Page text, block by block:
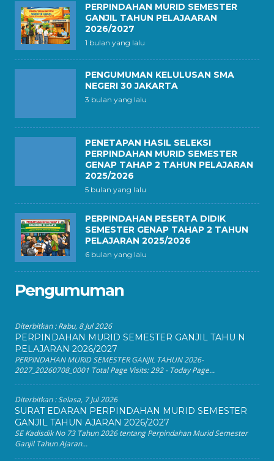
PERPINDAHAN MURID SEMESTER
GANJIL TAHUN PELAJAARAN
2026/2027
1 bulan yang lalu
PENGUMUMAN KELULUSAN SMA
NEGERI 30 JAKARTA
3 bulan yang lalu
PENETAPAN HASIL SELEKSI
PERPINDAHAN MURID SEMESTER
GENAP TAHAP 2 TAHUN PELAJARAN
2025/2026
5 bulan yang lalu
PERPINDAHAN PESERTA DIDIK
SEMESTER GENAP TAHAP 2 TAHUN
PELAJARAN 2025/2026
6 bulan yang lalu
Pengumuman
Diterbitkan :Rabu, 8 Jul 2026
PERPINDAHAN MURID SEMESTER GANJIL TAHU N
PELAJARAN 2026/2027
PERPINDAHAN MURID SEMESTER GANJIL TAHUN 2026-
2027_20260708_0001 Total Page Visits: 292 - Today Page...
Diterbitkan :Selasa, 7 Jul 2026
SURAT EDARAN PERPINDAHAN MURID SEMESTER
GANJIL TAHUN AJARAN 2026/2027
SE Kadisdik No 73 Tahun 2026 tentang Perpindahan Murid Semester
Ganjil Tahun Ajaran...